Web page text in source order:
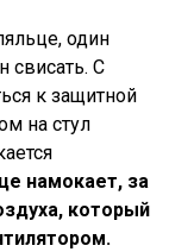
один
свисать. С
к защитной
на стул
намокает, за
который